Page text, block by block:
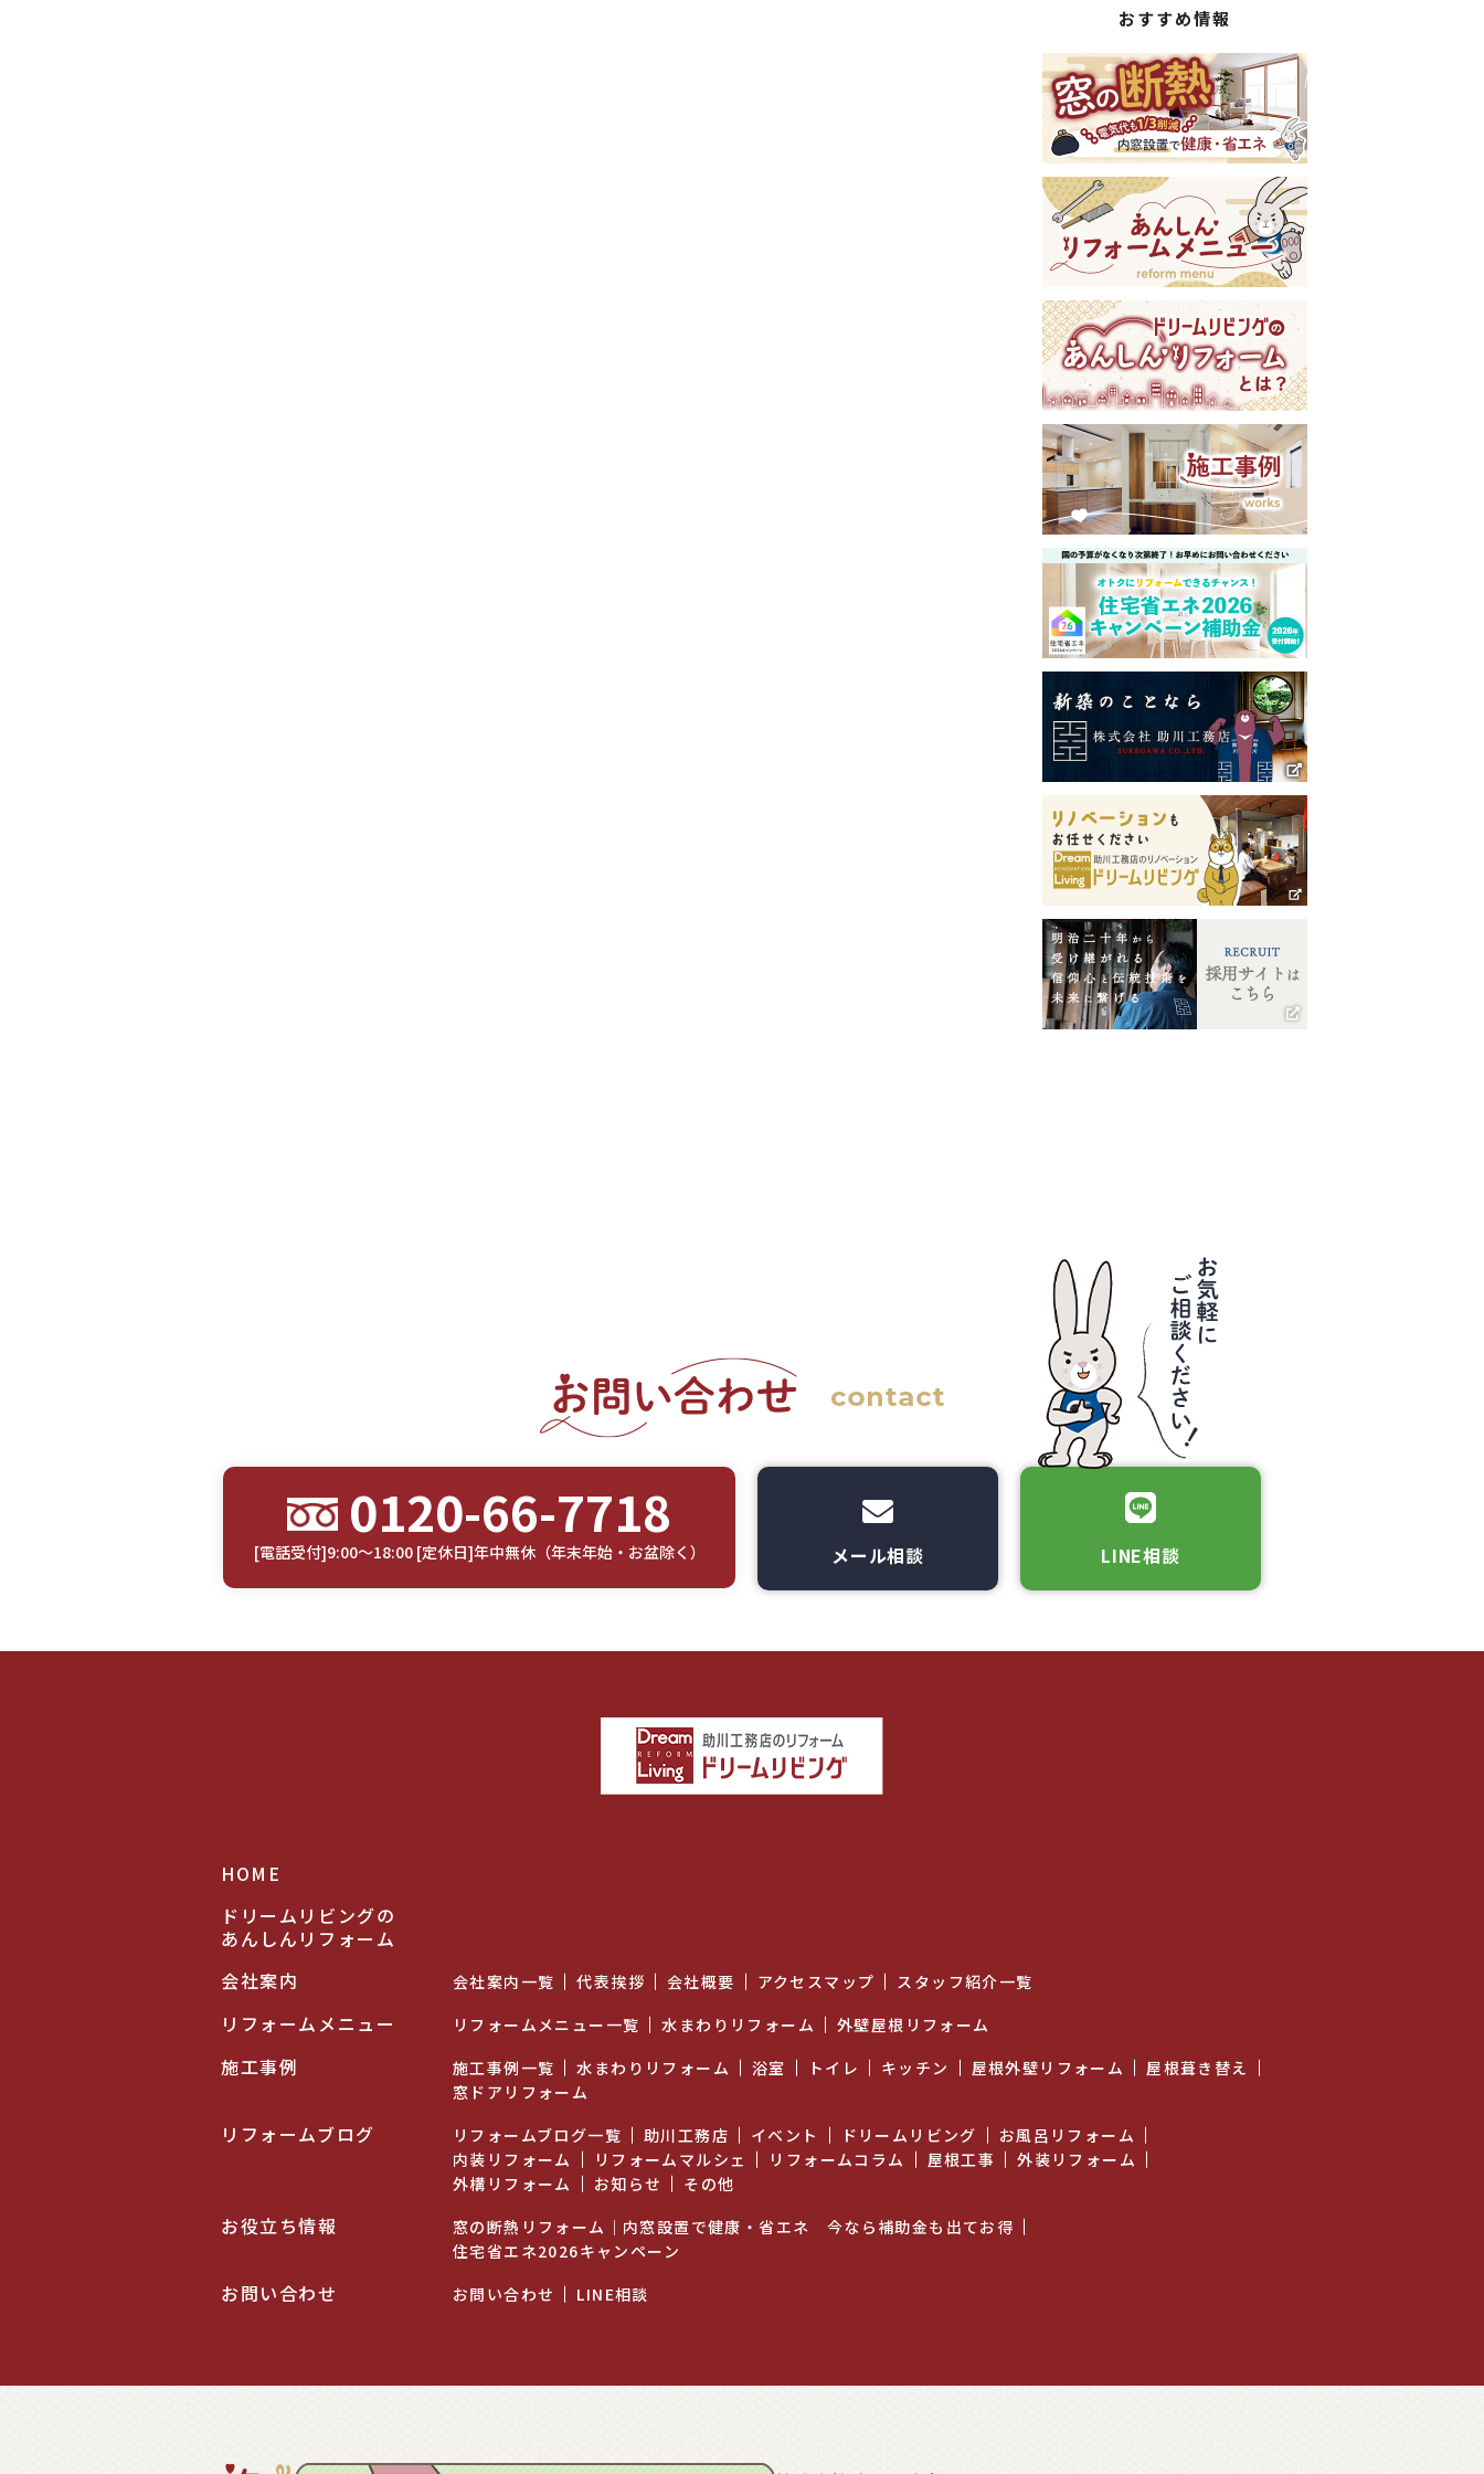
おすすめ情報
0120-66-7718
[電話受付]9:00～18:00 [定休日]年中無休（年末年始・お盆除く） メール相談 LINE相談
HOME
ドリームリビングの
あんしんリフォーム
会社案内
会社案内一覧 代表挨拶 会社概要 アクセスマップ スタッフ紹介一覧
リフォームメニュー リフォームメニュー一覧 水まわりリフォーム 外壁屋根リフォーム
施工事例 施工事例一覧 水まわりリフォーム 浴室 トイレ キッチン 屋根外壁リフォーム
屋根葺き替え
窓ドアリフォーム
リフォームブログ リフォームブログ一覧 助川工務店 イベント ドリームリビング
お風呂リフォーム
内装リフォーム
リフォームマルシェ リフォームコラム 屋根工事
外装リフォーム
外構リフォーム
お知らせ その他
お役立ち情報
窓の断熱リフォーム｜内窓設置で健康・省エネ 今なら補助金も出てお得
住宅省エネ2026キャンペーン
お問い合わせ お問い合わせ LINE相談